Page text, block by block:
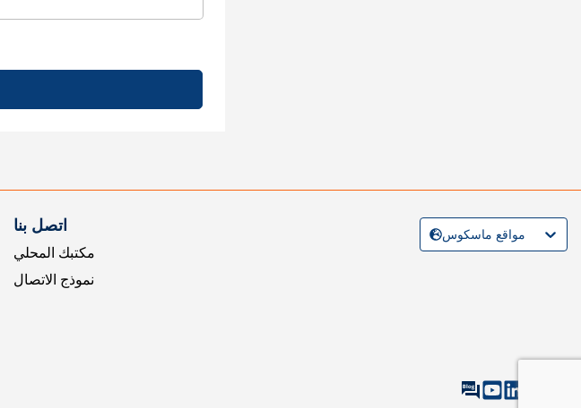
اتصل بنا
مكتبك المحلي
نموذج الاتصال
مواقع ماسكوس